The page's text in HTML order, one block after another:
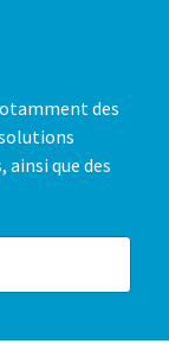
des
que des